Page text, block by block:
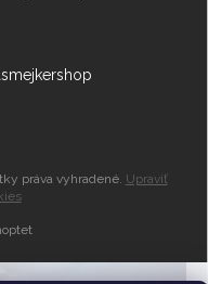
práva vyhradené. Upraviť